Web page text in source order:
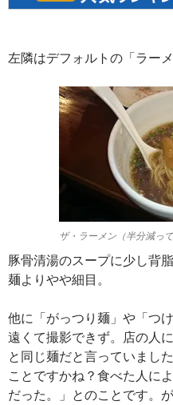
左隣はデフォルトの「ラーメ
ザ・ラーメン（半分減っ
豚骨清湯のスープに少し背
麺よりやや細目。
他に「がっつり麺」や「つ
遠くて撮影できず。店の人
と同じ麺だと言っていまし
ことですかね？食べた人に
だった。」とのことです。